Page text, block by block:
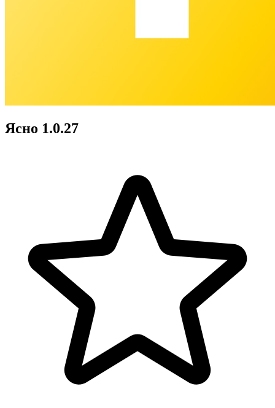
Ясно 1.0.27